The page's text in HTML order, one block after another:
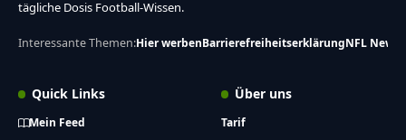
tägliche Dosis Football-Wissen.
Interessante Themen:Hier werbenBarrierefreiheitserklärungNFL News
Quick Links
Mein Feed
Über uns
Tarif